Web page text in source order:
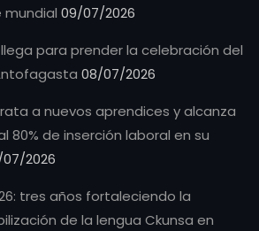
09/07/2026
para prender la celebración del
08/07/2026
a nuevos aprendices y alcanza
80% de inserción laboral en su
2026
tres años fortaleciendo la
de la lengua Ckunsa en